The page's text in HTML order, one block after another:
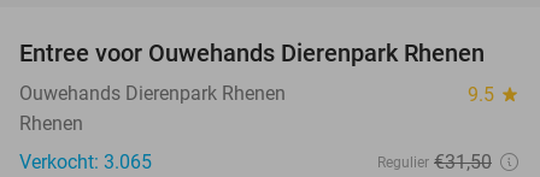
19%
Entree voor Ouwehands Dierenpark Rhenen
Ouwehands Dierenpark Rhenen 9.5 star
Rhenen
Verkocht: 3.065
Regulier €31,50